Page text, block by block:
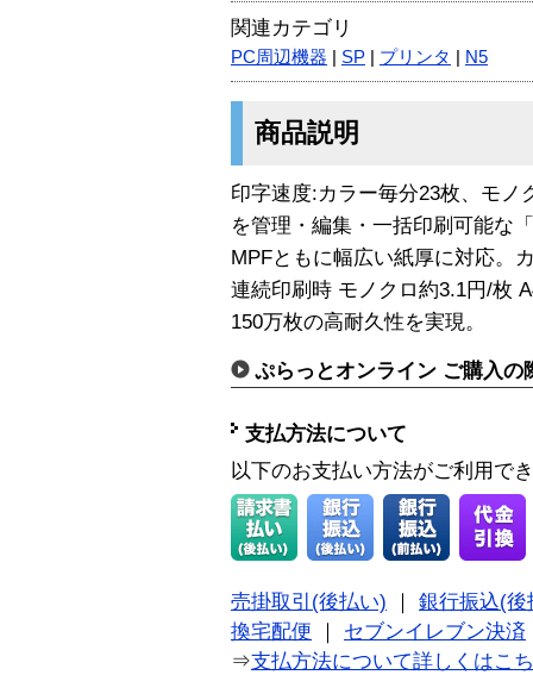
関連カテゴリ
PC周辺機器 SP プリンタ N5
商品説明
印字速度:カラー毎分23枚、モノ
を管理・編集・一括印刷可能な
MPFともに幅広い紙厚に対応。
連続印刷時 モノクロ約3.1円/枚
150万枚の高耐久性を実現。
ぷらっとオンライン ご購入の
支払方法について
以下のお支払い方法がご利用で
売掛取引(後払い)
銀行振込(後
換宅配便
セブンイレブン決済
⇒支払方法について詳しくはこ